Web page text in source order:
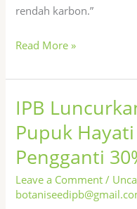
rendah karbon.”
Read More »
IPB
Pupuk
Pengganti
Leave a Comment /
IPB
Luncurkan
Provibio
Botani,
Pupuk
Hayati